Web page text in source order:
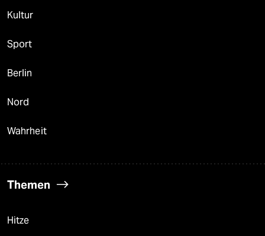
Kultur
Sport
Berlin
Nord
Wahrheit
Themen
Hitze